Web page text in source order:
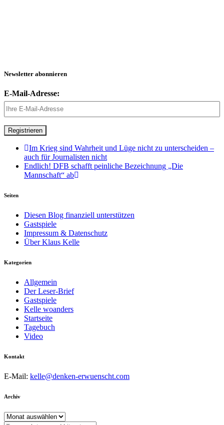
Newsletter abonnieren
E-Mail-Adresse:
Im Krieg sind Wahrheit und Lüge nicht zu unterscheiden –
auch für Journalisten nicht
Endlich! DFB schafft peinliche Bezeichnung „Die
Mannschaft“ ab
Seiten
Diesen Blog finanziell unterstützen
Gastspiele
Impressum & Datenschutz
Über Klaus Kelle
Kategorien
Allgemein
Der Leser-Brief
Gastspiele
Kelle woanders
Startseite
Tagebuch
Video
Kontakt
E-Mail: kelle@denken-erwuenscht.com
Archiv
Archiv